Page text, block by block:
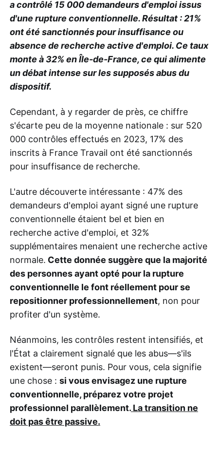
a contrôlé 15 000 demandeurs d'emploi issus
d'une rupture conventionnelle. Résultat : 21%
ont été sanctionnés pour insuffisance ou
absence de recherche active d'emploi. Ce taux
monte à 32% en Île-de-France, ce qui alimente
un débat intense sur les supposés abus du
dispositif.
Cependant, à y regarder de près, ce chiffre
s'écarte peu de la moyenne nationale : sur 520
000 contrôles effectués en 2023, 17% des
inscrits à France Travail ont été sanctionnés
pour insuffisance de recherche.
L'autre découverte intéressante : 47% des
demandeurs d'emploi ayant signé une rupture
conventionnelle étaient bel et bien en
recherche active d'emploi, et 32%
supplémentaires menaient une recherche active
normale. Cette donnée suggère que la majorité
des personnes ayant opté pour la rupture
conventionnelle le font réellement pour se
repositionner professionnellement, non pour
profiter d'un système.
Néanmoins, les contrôles restent intensifiés, et
l'État a clairement signalé que les abus—s'ils
existent—seront punis. Pour vous, cela signifie
une chose : si vous envisagez une rupture
conventionnelle, préparez votre projet
professionnel parallèlement. La transition ne
doit pas être passive.